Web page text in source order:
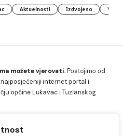
Aktuelnosti Izdvojeno
možete vjerovati.Postojimo od
internet portal i
općine Lukavac i Tuzlanskog